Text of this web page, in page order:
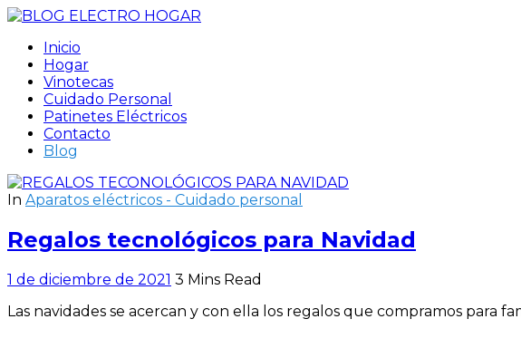
Inicio
Hogar
Vinotecas
Cuidado Personal
Patinetes Eléctricos
Contacto
Blog
In Aparatos eléctricos - Cuidado personal
Regalos tecnológicos para Navidad
1 de diciembre de 2021 3 Mins Read
Las navidades se acercan y con ella los regalos que compramos para